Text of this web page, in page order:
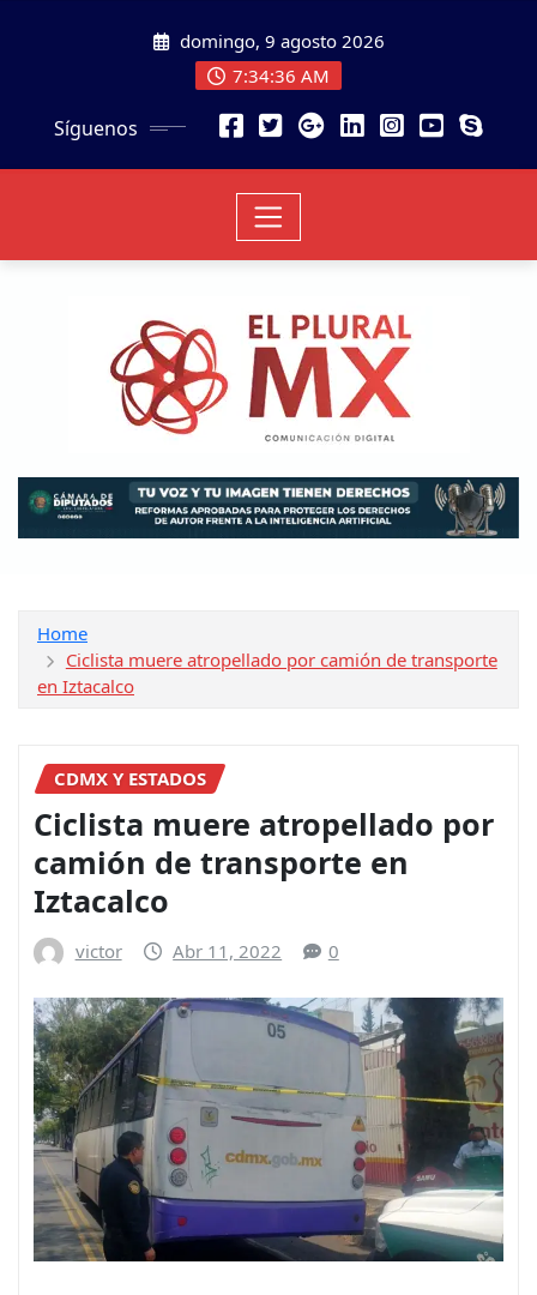
domingo, 9 agosto 2026
7:34:37 AM
Síguenos
Home
Ciclista muere atropellado por camión de transporte
en Iztacalco
CDMX Y ESTADOS
Ciclista muere atropellado por
camión de transporte en
Iztacalco
victor Abr 11, 2022 0